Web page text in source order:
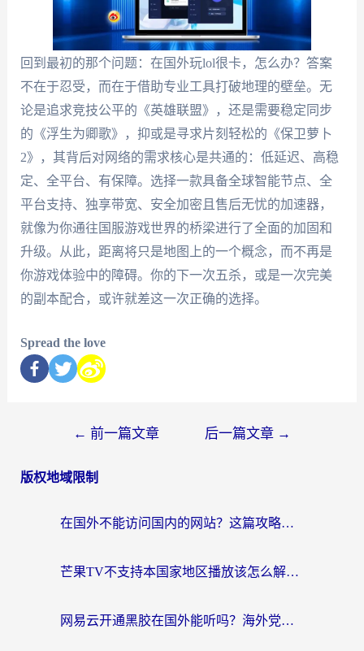
回到最初的那个问题：在国外玩lol很卡，怎么办？答案
不在于忍受，而在于借助专业工具打破地理的壁垒。无
论是追求竞技公平的《英雄联盟》，还是需要稳定同步
的《浮生为卿歌》，抑或是寻求片刻轻松的《保卫萝卜
2》，其背后对网络的需求核心是共通的：低延迟、高稳
定、全平台、有保障。选择一款具备全球智能节点、全
平台支持、独享带宽、安全加密且售后无忧的加速器，
就像为你通往国服游戏世界的桥梁进行了全面的加固和
升级。从此，距离将只是地图上的一个概念，而不再是
你游戏体验中的障碍。你的下一次五杀，或是一次完美
的副本配合，或许就差这一次正确的选择。
Spread the love
← 前一篇文章 后一篇文章 →
版权地域限制
在国外不能访问国内的网站？这篇攻略帮你无缝连接家乡资源
芒果TV不支持本国家地区播放该怎么解决？海外党追剧看片的终极指南
网易云开通黑胶在国外能听吗？海外党亲测有效的回国听音乐方案